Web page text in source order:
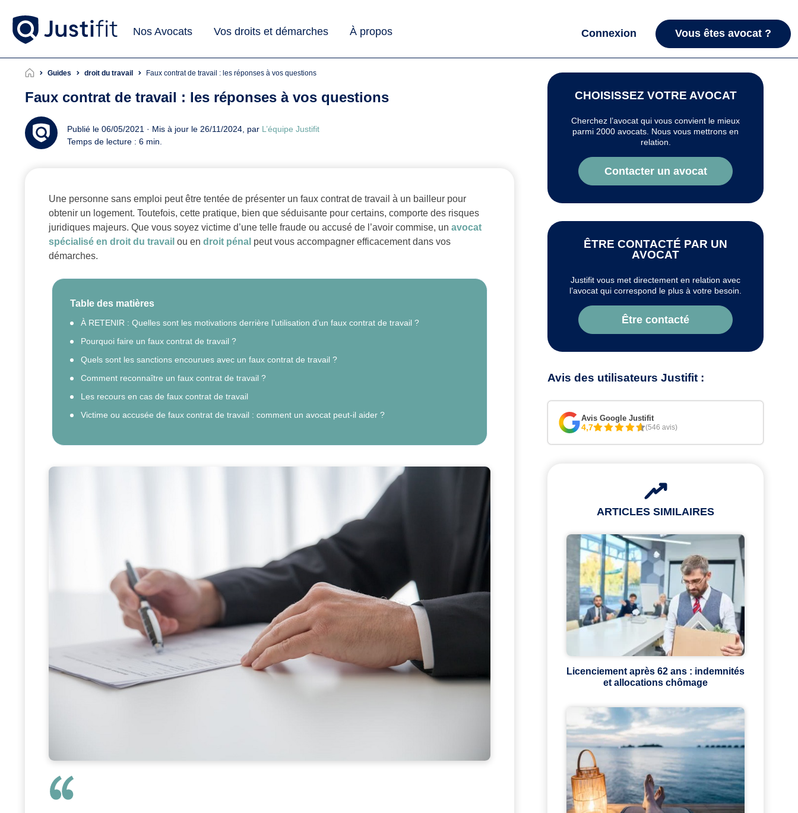
Nos Avocats Vos droits et démarches À propos Connexion Vous êtes avocat ?
Guides droit du travail Faux contrat de travail : les réponses à vos questions
Faux contrat de travail : les réponses à vos questions
Publié le 06/05/2021 · Mis à jour le 26/11/2024, par L’équipe Justifit
Temps de lecture : 6 min.
Une personne sans emploi peut être tentée de présenter un faux contrat de travail à un bailleur pour
obtenir un logement. Toutefois, cette pratique, bien que séduisante pour certains, comporte des risques
juridiques majeurs. Que vous soyez victime d’une telle fraude ou accusé de l’avoir commise, un avocat
spécialisé en droit du travail ou en droit pénal peut vous accompagner efficacement dans vos
démarches.
Table des matières
À RETENIR : Quelles sont les motivations derrière l’utilisation d’un faux contrat de travail ?
Pourquoi faire un faux contrat de travail ?
Quels sont les sanctions encourues avec un faux contrat de travail ?
Comment reconnaître un faux contrat de travail ?
Les recours en cas de faux contrat de travail
Victime ou accusée de faux contrat de travail : comment un avocat peut-il aider ?
CHOISISSEZ VOTRE AVOCAT
Cherchez l’avocat qui vous convient le mieux
parmi 2000 avocats. Nous vous mettrons en
relation.
Contacter un avocat
ÊTRE CONTACTÉ PAR UN
AVOCAT
Justifit vous met directement en relation avec
l’avocat qui correspond le plus à votre besoin.
Être contacté
Avis des utilisateurs Justifit :
Avis Google Justifit
4,7 (546 avis)
ARTICLES SIMILAIRES
Licenciement après 62 ans : indemnités
et allocations chômage